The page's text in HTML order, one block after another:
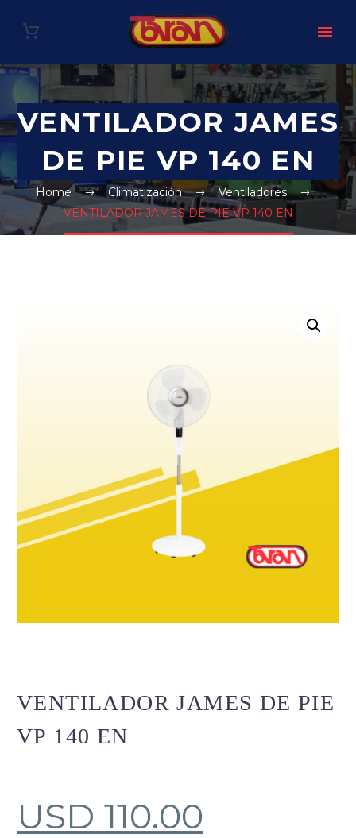
VENTILADOR JAMES
DE PIE VP 140 EN
Home Climatización
Ventiladores
VENTILADOR JAMES DE PIE VP 140 EN
VENTILADOR JAMES DE PIE
VP 140 EN
USD 110.00